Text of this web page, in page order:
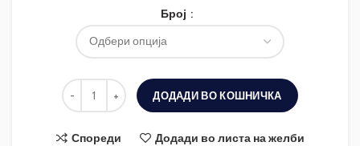
Број
ДОДАДИ ВО КОШНИЧКА
Спореди
Додади во листа на желби